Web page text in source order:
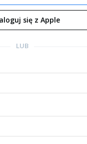
się z Apple
LUB